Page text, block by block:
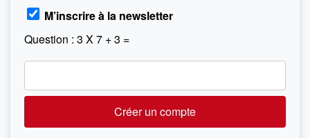
M’inscrire à la newsletter
Question : 3 X 7 + 3 =